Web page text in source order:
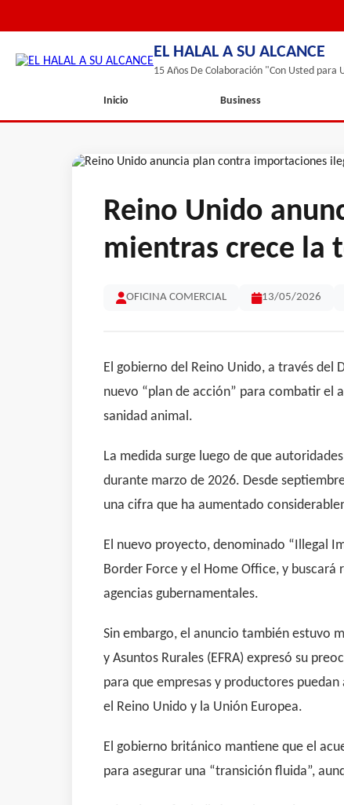
EL HALAL A SU ALCANCE
15 Años De Colaboración "Con Usted para
Inicio Business
Reino Unido
mientras crece la
OFICINA COMERCIAL 13/05/2026
El gobierno del Reino Unido, a través
nuevo “plan de acción” para combatir el
sanidad animal.
La medida surge luego de que
durante marzo de 2026. Desde
una cifra que ha aumentado
El nuevo proyecto, denominado “Illegal
Border Force y el Home Office, y
agencias gubernamentales.
Sin embargo, el anuncio también estuvo
y Asuntos Rurales (EFRA) expresó su
para que empresas y productores
el Reino Unido y la Unión Europea.
El gobierno británico mantiene que el
para asegurar una “transición fluida”,